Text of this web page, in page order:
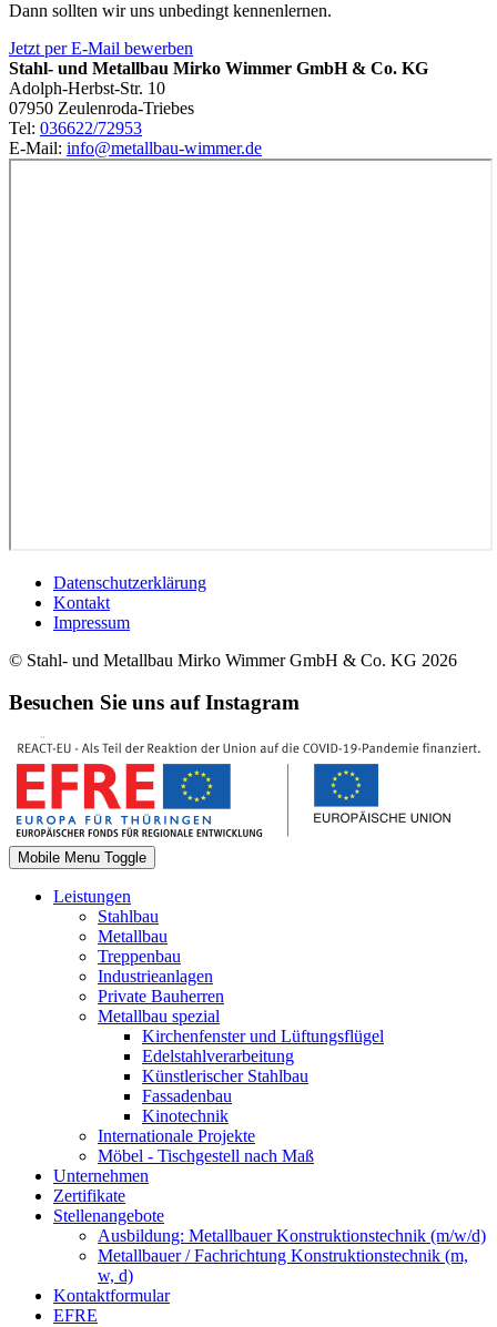
Dann sollten wir uns unbedingt kennenlernen.
Jetzt per E-Mail bewerben
Stahl- und Metallbau Mirko Wimmer GmbH & Co. KG
Adolph-Herbst-Str. 10
07950 Zeulenroda-Triebes
Tel: 036622/72953
E-Mail: info@metallbau-wimmer.de
Datenschutzerklärung
Kontakt
Impressum
© Stahl- und Metallbau Mirko Wimmer GmbH & Co. KG 2026
Besuchen Sie uns auf Instagram
Mobile Menu Toggle
Leistungen
Stahlbau
Metallbau
Treppenbau
Industrieanlagen
Private Bauherren
Metallbau spezial
Kirchenfenster und Lüftungsflügel
Edelstahlverarbeitung
Künstlerischer Stahlbau
Fassadenbau
Kinotechnik
Internationale Projekte
Möbel - Tischgestell nach Maß
Unternehmen
Zertifikate
Stellenangebote
Ausbildung: Metallbauer Konstruktionstechnik (m/w/d)
Metallbauer / Fachrichtung Konstruktionstechnik (m,
w, d)
Kontaktformular
EFRE